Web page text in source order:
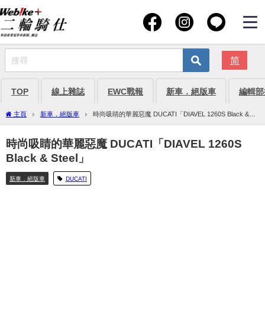
简
TOP 線上雜誌 EWC戰報 新車．絕版車 編輯
主頁 新車．絕版車
時尚吸睛的華麗惡魔 DUCATI「DIAVEL 1260S Black &
Steel」
時尚吸睛的華麗惡魔 DUCATI「DIAVEL 1260S
Black & Steel」
新車．絕版車 DUCATI